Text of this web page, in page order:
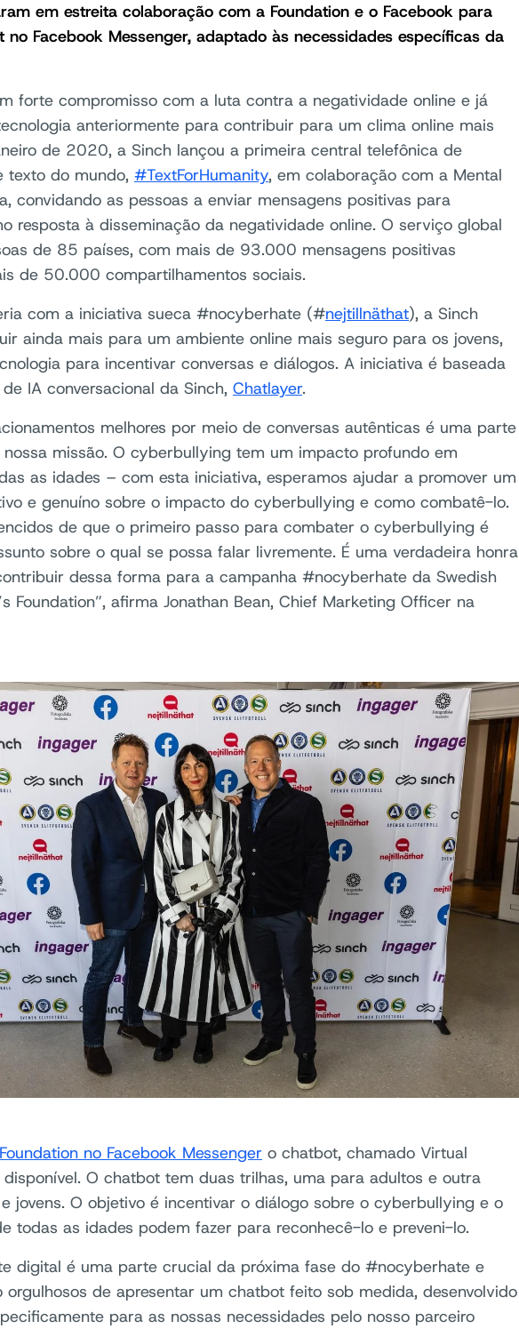
em estreita colaboração com a Foundation e o Facebook para
Facebook Messenger, adaptado às necessidades específicas da
forte compromisso com a luta contra a negatividade online e já
anteriormente para contribuir para um clima online mais
de 2020, a Sinch lançou a primeira central telefônica de
texto do mundo, #TextForHumanity, em colaboração com a Mental
convidando as pessoas a enviar mensagens positivas para
resposta à disseminação da negatividade online. O serviço global
de 85 países, com mais de 93.000 mensagens positivas
de 50.000 compartilhamentos sociais.
com a iniciativa sueca #nocyberhate (#nejtillnäthat), a Sinch
ainda mais para um ambiente online mais seguro para os jovens,
para incentivar conversas e diálogos. A iniciativa é baseada
IA conversacional da Sinch, Chatlayer.
melhores por meio de conversas autênticas é uma parte
missão. O cyberbullying tem um impacto profundo em
as idades – com esta iniciativa, esperamos ajudar a promover um
e genuíno sobre o impacto do cyberbullying e como combatê-lo.
de que o primeiro passo para combater o cyberbullying é
sobre o qual se possa falar livremente. É uma verdadeira honra
dessa forma para a campanha #nocyberhate da Swedish
Foundation”, afirma Jonathan Bean, Chief Marketing Officer na
no Facebook Messenger o chatbot, chamado Virtual
disponível. O chatbot tem duas trilhas, uma para adultos e outra
jovens. O objetivo é incentivar o diálogo sobre o cyberbullying e o
todas as idades podem fazer para reconhecê-lo e preveni-lo.
digital é uma parte crucial da próxima fase do #nocyberhate e
orgulhosos de apresentar um chatbot feito sob medida, desenvolvido
para as nossas necessidades pelo nosso parceiro